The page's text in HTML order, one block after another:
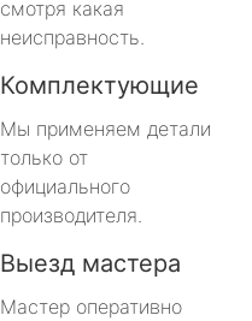
смотря какая
неисправность.
Комплектующие
Мы применяем детали
только от
официального
производителя.
Выезд мастера
Мастер оперативно